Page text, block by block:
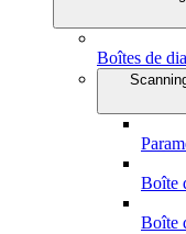
Boîtes de
Boîte
Boîte